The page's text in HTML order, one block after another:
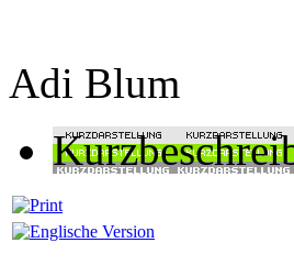
Adi Blum